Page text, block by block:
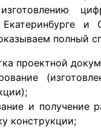
и
полный
проектной
и получение
конструкции;